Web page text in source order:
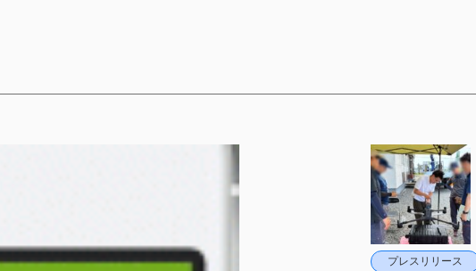
プレスリリース